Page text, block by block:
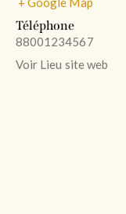
Téléphone
88001234567
Voir Lieu site web